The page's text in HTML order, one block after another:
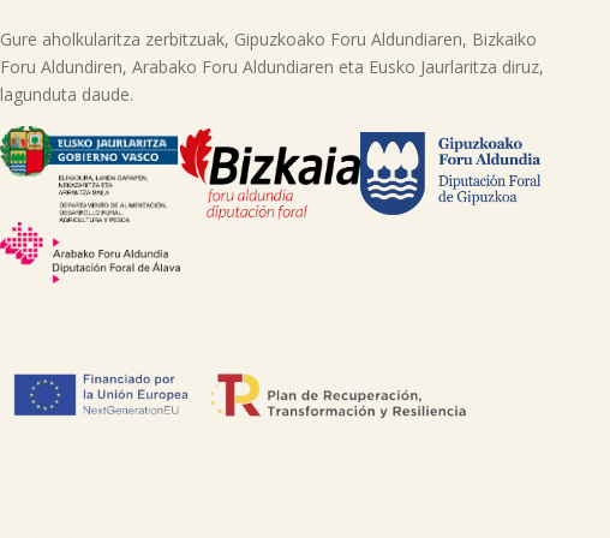
Gure aholkularitza zerbitzuak, Gipuzkoako Foru Aldundiaren, Bizkaiko
Foru Aldundiren, Arabako Foru Aldundiaren eta Eusko Jaurlaritza diruz,
lagunduta daude.